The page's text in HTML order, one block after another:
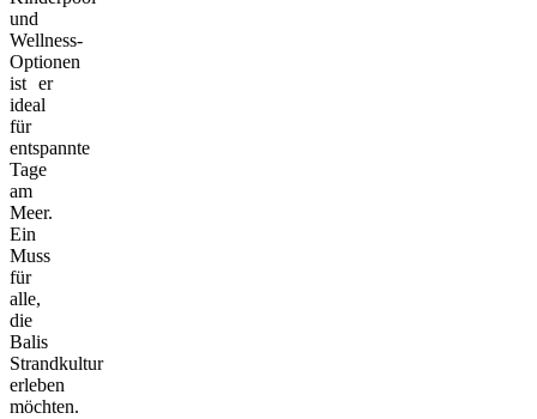
und
Wellness-
Optionen
ist er
ideal
für
entspannte
Tage
am
Meer.
Ein
Muss
für
alle,
die
Balis
Strandkultur
erleben
möchten.